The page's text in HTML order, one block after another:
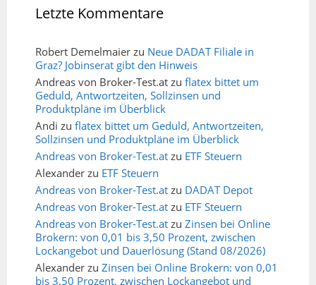
Letzte Kommentare
Robert Demelmaier zu Neue DADAT Filiale in
Graz? Jobinserat gibt den Hinweis
Andreas von Broker-Test.at zu flatex bittet um
Geduld, Antwortzeiten, Sollzinsen und
Produktpläne im Überblick
Andi zu flatex bittet um Geduld, Antwortzeiten,
Sollzinsen und Produktpläne im Überblick
Andreas von Broker-Test.at zu ETF Steuern
Alexander zu ETF Steuern
Andreas von Broker-Test.at zu DADAT Depot
Andreas von Broker-Test.at zu ETF Steuern
Andreas von Broker-Test.at zu Zinsen bei Online
Brokern: von 0,01 bis 3,50 Prozent, zwischen
Lockangebot und Dauerlösung (Stand 08/2026)
Alexander zu Zinsen bei Online Brokern: von 0,01
bis 3,50 Prozent, zwischen Lockangebot und